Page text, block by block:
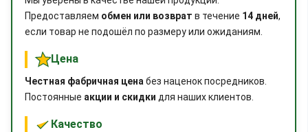
Предоставляем обмен или возврат в течение 14 дней,
если товар не подошёл по размеру или ожиданиям.
Цена
Честная фабричная цена без наценок посредников.
Постоянные акции и скидки для наших клиентов.
Качество